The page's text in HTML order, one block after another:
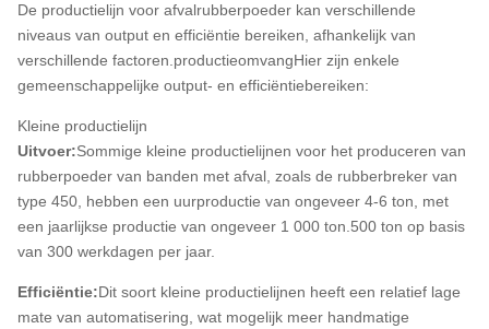
De productielijn voor afvalrubberpoeder kan verschillende
niveaus van output en efficiëntie bereiken, afhankelijk van
verschillende factoren.productieomvangHier zijn enkele
gemeenschappelijke output- en efficiëntiebereiken:
Kleine productielijn
Uitvoer:Sommige kleine productielijnen voor het produceren van
rubberpoeder van banden met afval, zoals de rubberbreker van
type 450, hebben een uurproductie van ongeveer 4-6 ton, met
een jaarlijkse productie van ongeveer 1 000 ton.500 ton op basis
van 300 werkdagen per jaar.
Efficiëntie:Dit soort kleine productielijnen heeft een relatief lage
mate van automatisering, wat mogelijk meer handmatige